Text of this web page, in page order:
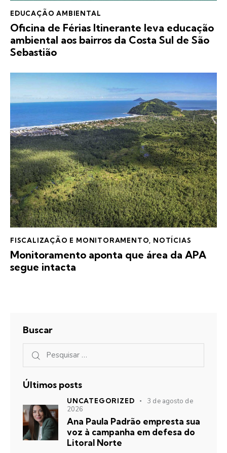
EDUCAÇÃO AMBIENTAL
Oficina de Férias Itinerante leva educação
ambiental aos bairros da Costa Sul de São
Sebastião
FISCALIZAÇÃO E MONITORAMENTO NOTÍCIAS
Monitoramento aponta que área da APA
segue intacta
Buscar
Últimos posts
UNCATEGORIZED
3 de agosto de
2026
Ana Paula Padrão empresta sua
voz à campanha em defesa do
Litoral Norte